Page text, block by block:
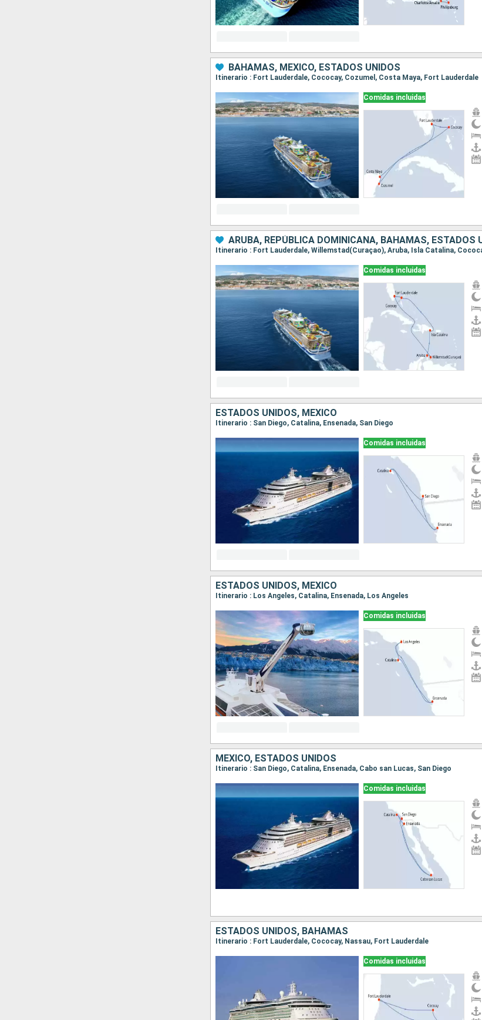
BAHAMAS, MÉXICO, ESTADOS UNIDOS
Itinerario : Fort Lauderdale, Cococay, Cozumel, Costa Maya, Fort Lauderdale
Comidas incluidas
ARUBA, REPÚBLICA DOMINICANA, BAHAMAS, ESTADOS
Itinerario : Fort Lauderdale, Willemstad(Curaçao), Aruba, Isla Catalina,
Comidas incluidas
ESTADOS UNIDOS, MÉXICO
Itinerario : San Diego, Catalina, Ensenada, San Diego
Comidas incluidas
ESTADOS UNIDOS, MÉXICO
Itinerario : Los Angeles, Catalina, Ensenada, Los Angeles
Comidas incluidas
MÉXICO, ESTADOS UNIDOS
Itinerario : San Diego, Catalina, Ensenada, Cabo san Lucas, San Diego
Comidas incluidas
ESTADOS UNIDOS, BAHAMAS
Itinerario : Fort Lauderdale, Cococay, Nassau, Fort Lauderdale
Comidas incluidas